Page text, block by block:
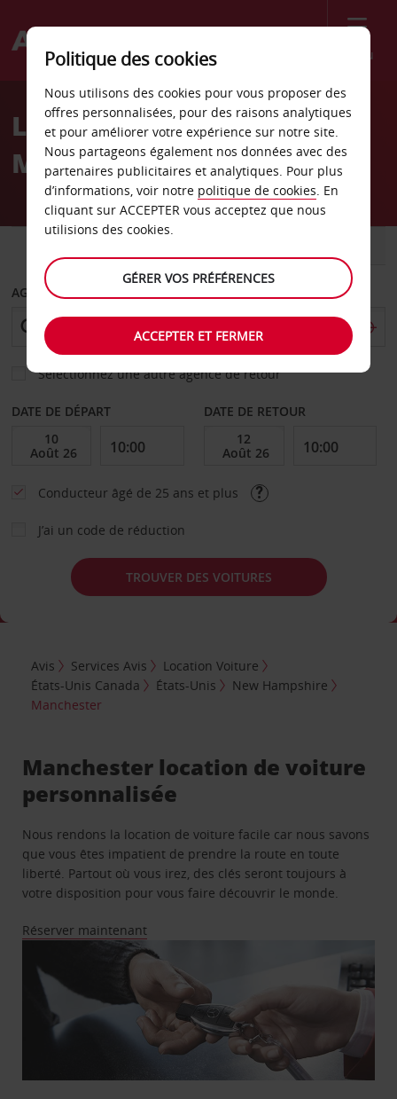
Menu
Welcome
AvisLocation de voiture
Manchester
AGENCE DE DÉPART
Sélectionnez une autre agence de retour
DATE DE DÉPART DATE DE RETOUR
Conducteur âgé de 25 ans et plus
J’ai un code de réduction
TROUVER DES VOITURES
Avis Services Avis
Location Voiture
États-Unis Canada
États-Unis
New Hampshire
Manchester
Manchester location de voiture
personnalisée
Nous rendons la location de voiture facile car nous savons
que vous êtes impatient de prendre la route en toute
liberté. Partout où vous irez, des clés seront toujours à
votre disposition pour vous faire découvrir le monde.
Réserver maintenant
Politique des cookies
Nous utilisons des cookies pour vous proposer des
offres personnalisées, pour des raisons analytiques
et pour améliorer votre expérience sur notre site.
Nous partageons également nos données avec des
partenaires publicitaires et analytiques. Pour plus
d’informations, voir notre politique de cookies. En
cliquant sur ACCEPTER vous acceptez que nous
utilisions des cookies.
GÉRER VOS PRÉFÉRENCES
ACCEPTER ET FERMER